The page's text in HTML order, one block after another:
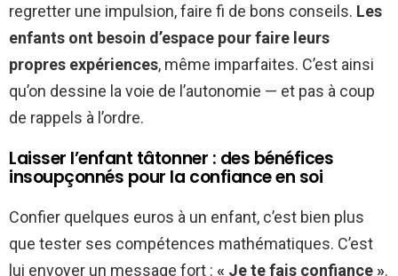
regretter une impulsion, faire fi de bons conseils. Les
enfants ont besoin d’espace pour faire leurs
propres expériences, même imparfaites. C’est ainsi
qu’on dessine la voie de l’autonomie — et pas à coup
de rappels à l’ordre.
Laisser l’enfant tâtonner : des bénéfices
insoupçonnés pour la confiance en soi
Confier quelques euros à un enfant, c’est bien plus
que tester ses compétences mathématiques. C’est
lui envoyer un message fort : « Je te fais confiance ».